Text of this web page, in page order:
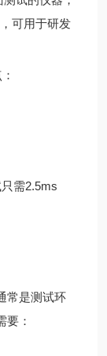
可用于研发
需2.5ms
常是测试环
要：